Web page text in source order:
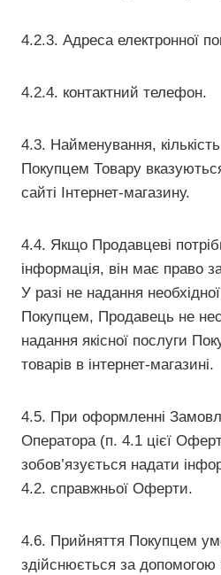
4.2.3. Адреса електронної
4.2.4. контактний телефон.
4.3. Найменування,
Покупцем Товару
сайті Інтернет-магазину.
4.4. Якщо Продавцеві
інформація, він має право
У разі не надання
Покупцем, Продавець не
надання якісної послуги
товарів в інтернет-магазині.
4.5. При оформленні
Оператора (п. 4.1 цієї
зобов’язується надати
4.2. справжньої Оферти.
4.6. Прийняття Покупцем
здійснюється за